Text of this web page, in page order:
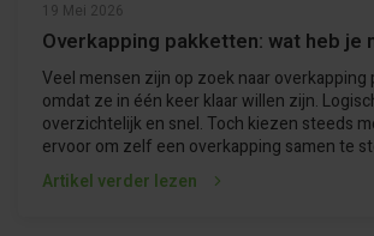
19 Mei 2026
Overkapping pakketten: wat heb je
Veel mensen zijn op zoek naar overkapping
omdat ze in één keer klaar willen zijn.
overzichtelijk en snel. Toch kiezen steeds
ervoor om zelf een overkapping samen te
Artikel verder lezen